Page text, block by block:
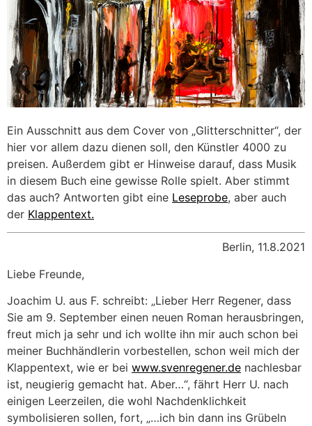
Ein Ausschnitt aus dem Cover von „Glitterschnitter“, der
hier vor allem dazu dienen soll, den Künstler 4000 zu
preisen. Außerdem gibt er Hinweise darauf, dass Musik
in diesem Buch eine gewisse Rolle spielt. Aber stimmt
das auch? Antworten gibt eine Leseprobe, aber auch
der Klappentext.
Berlin, 11.8.2021
Liebe Freunde,
Joachim U. aus F. schreibt: „Lieber Herr Regener, dass
Sie am 9. September einen neuen Roman herausbringen,
freut mich ja sehr und ich wollte ihn mir auch schon bei
meiner Buchhändlerin vorbestellen, schon weil mich der
Klappentext, wie er bei www.svenregener.de nachlesbar
ist, neugierig gemacht hat. Aber…“, fährt Herr U. nach
einigen Leerzeilen, die wohl Nachdenklichkeit
symbolisieren sollen, fort, „…ich bin dann ins Grübeln